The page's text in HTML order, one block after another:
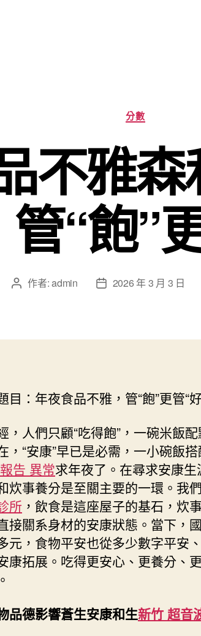
分
類
分數
不雅
“飽”
文 作者:admin
文
日
2026 年 3 月 3 日
目：年夜食品不雅，管“飽”更管“
，人們只顧“吃得飽”，一碗米飯
，“安康”早已是必需，一小碗飯
告 異常求年夜了。在尋求安康
炊事養分是至關主要的一環。我
所 ，飲食是這座屋子的基石，炊
接關系身材的安康狀態。當下，
元，食物平安也從多少數字平安
康拓展。吃得更安心、更養分、
品德影響蒼生安康和生新竹 超音